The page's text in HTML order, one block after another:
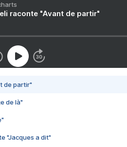
raconte "Avant de partir"
de partir"
de là"
"Jacques a dit"